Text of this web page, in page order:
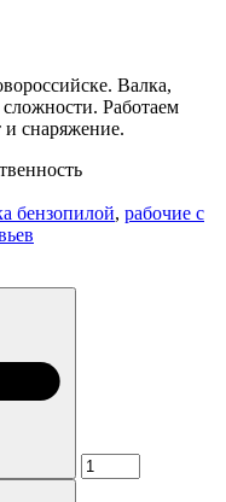
Валка,
Работаем
и снаряжение.
бензопилой, рабочие с